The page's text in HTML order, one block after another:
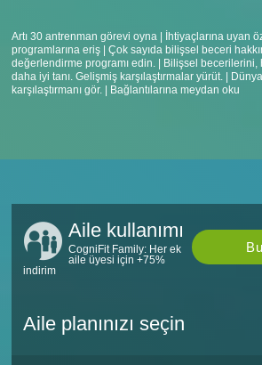
Artı 30 antrenman görevi oyna | İhtiyaçlarına uyan
programlarına eriş | Çok sayıda bilişsel beceri
değerlendirme programı edin. | Bilişsel
daha iyi tanı. Gelişmiş karşılaştırmalar yürüt. |
karşılaştırmanı gör. | Bağlantılarına meydan oku
Aile kullanımı
CogniFit Family: Her ek
aile üyesi için +75%
indirim
Aile planınızı seçin